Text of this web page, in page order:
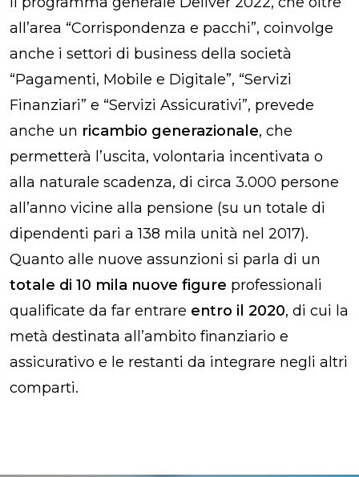
all’area “Corrispondenza e pacchi”, coinvolge
anche i settori di business della società
“Pagamenti, Mobile e Digitale”, “Servizi
Finanziari” e “Servizi Assicurativi”, prevede
anche un ricambio generazionale, che
permetterà l’uscita, volontaria incentivata o
alla naturale scadenza, di circa 3.000 persone
all’anno vicine alla pensione (su un totale di
dipendenti pari a 138 mila unità nel 2017).
Quanto alle nuove assunzioni si parla di un
totale di 10 mila nuove figure professionali
qualificate da far entrare entro il 2020, di cui la
metà destinata all’ambito finanziario e
assicurativo e le restanti da integrare negli altri
comparti.